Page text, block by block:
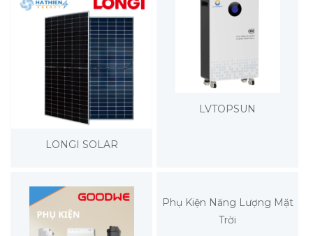
LONGI SOLAR
LVTOPSUN
Phụ Kiện Năng Lượng Mặt
Trời